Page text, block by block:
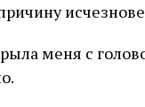
меня с